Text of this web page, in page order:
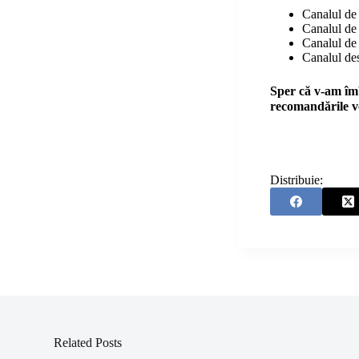
Canalul
Canalul
Canalul
Canalul
Sper că v-am
recomandările
Distribuie:
Related Posts